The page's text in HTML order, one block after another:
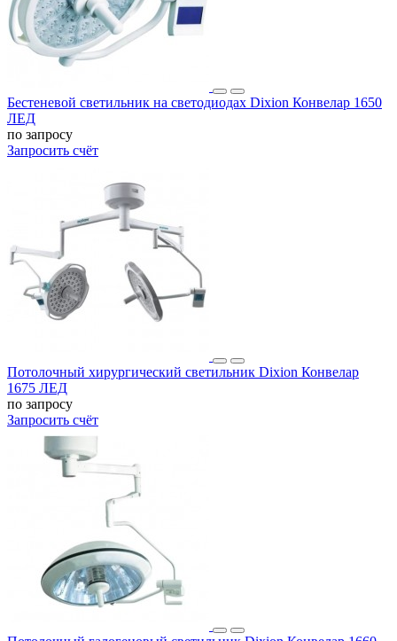
Бестеневой светильник на светодиодах Dixion Конвелар 1650
ЛЕД
по запросу
Запросить счёт
Потолочный хирургический светильник Dixion Конвелар
1675 ЛЕД
по запросу
Запросить счёт